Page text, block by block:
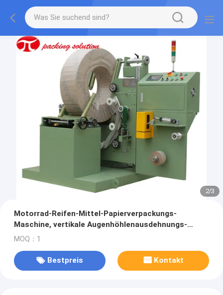
2/3
Motorrad-Reifen-Mittel-Papierverpackungs-
Maschine, vertikale Augenhöhlenausdehnungs-
Verpackung 610mm Identifikation
MOQ：1
Bestpreis Kontakt